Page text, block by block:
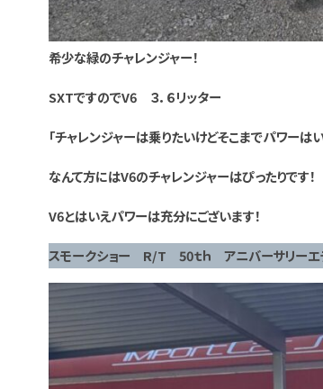
希少な緑のチャレンジャー！
SXTですのでV6 ３．６リッター
「チャレンジャーは乗りたいけどそこまでパワーは
なんて方にはV6のチャレンジャーはぴったりです！
V6とはいえパワーは充分にございます！
スモークショー R/T 50ｔｈ アニバーサリーエ